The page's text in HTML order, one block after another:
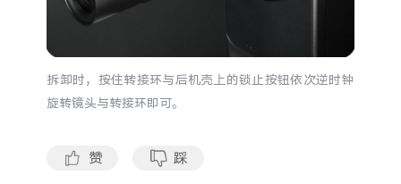
拆卸时，按住转接环与后机壳上的锁止按钮依次逆时钟
旋转镜头与转接环即可。
赞 踩